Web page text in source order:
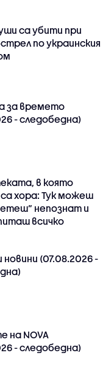
са убити при
по украинския
за времето
- следобедна)
в която
хора: Тук можеш
непознат и
всичко
(07.08.2026 -
на NOVA
- следобедна)